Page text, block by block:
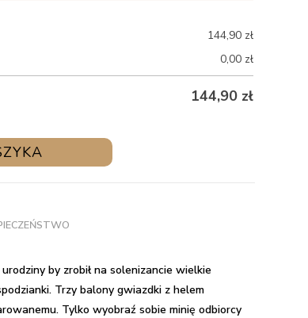
144,90 zł
0,00 zł
144,90 zł
by zrobił na solenizancie wielkie
Trzy balony gwiazdki z helem
Tylko wyobraź sobie minię odbiorcy